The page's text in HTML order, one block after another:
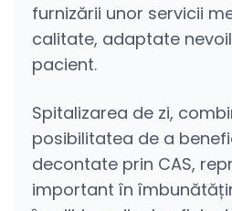
furnizării unor servicii
calitate, adaptate
pacient.
Spitalizarea de zi,
posibilitatea de a
decontate prin CAS,
important în